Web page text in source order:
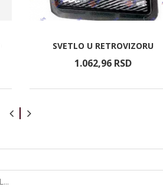
SVETLO U RETROVIZORU
1.062,96 RSD